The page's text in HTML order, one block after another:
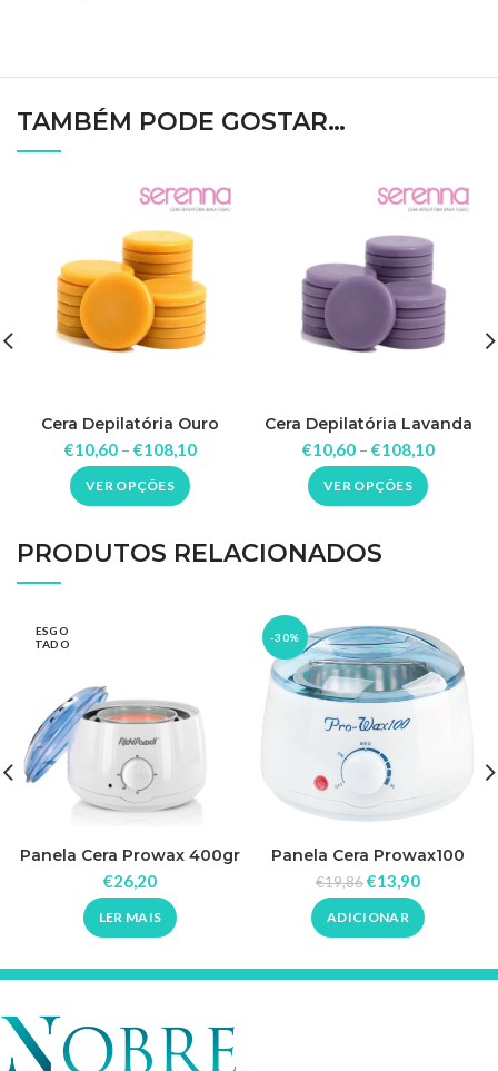
TAMBÉM PODE GOSTAR…
Cera Depilatória Ouro
Serenna Kg
€10,60 – €108,10
VER OPÇÕES
Cera Depilatória Lavanda
1kg Serenna
€10,60 – €108,10
VER OPÇÕES
PRODUTOS RELACIONADOS
ESGO
TADO
Panela Cera Prowax 400gr
€26,20
LER MAIS
-30%
Panela Cera Prowax100
400gr
€19,86€13,90
ADICIONAR